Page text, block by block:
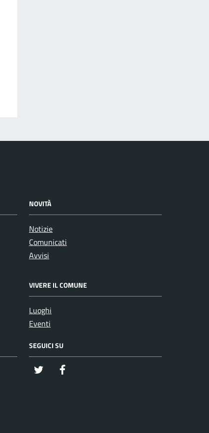
NOVITÀ
Notizie
Comunicati
Avvisi
VIVERE IL COMUNE
Luoghi
Eventi
SEGUICI SU
twitter